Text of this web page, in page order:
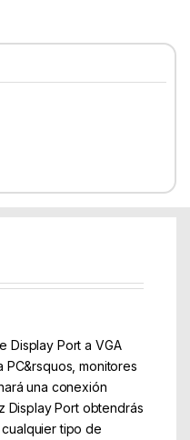
Display Port a VGA
monitores
una conexión
Display Port obtendrás
tipo de